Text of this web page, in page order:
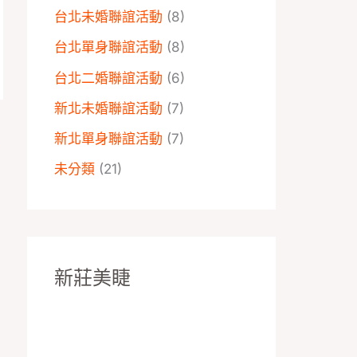
台北未婚聯誼活動 (8)
台北單身聯誼活動 (8)
台北二婚聯誼活動 (6)
新北未婚聯誼活動 (7)
新北單身聯誼活動 (7)
未分類 (21)
新莊美睫